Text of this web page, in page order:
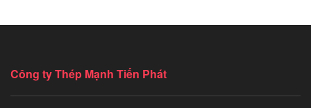
Công ty Thép Mạnh Tiến Phát